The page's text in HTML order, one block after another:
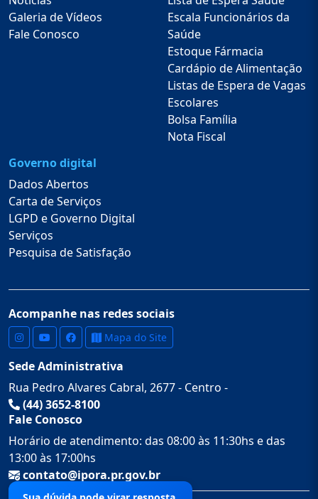
Galeria de Vídeos
Fale Conosco
Escala Funcionários da
Saúde
Estoque Fármacia
Cardápio de Alimentação
Listas de Espera de Vagas
Escolares
Bolsa Família
Nota Fiscal
Governo digital
Dados Abertos
Carta de Serviços
LGPD e Governo Digital
Serviços
Pesquisa de Satisfação
Acompanhe nas redes sociais
Mapa do Site
Sede Administrativa
Rua Pedro Alvares Cabral, 2677 - Centro -
(44) 3652-8100
Fale Conosco
Horário de atendimento: das 08:00 às 11:30hs e das
13:00 às 17:00hs
contato@ipora.pr.gov.br